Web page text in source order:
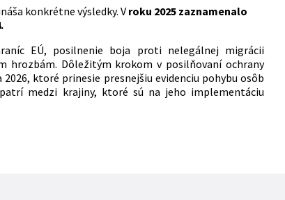
konkrétne výsledky. Vroku 2025 zaznamenalo
EÚ, posilnenie boja proti nelegálnej migrácii
hrozbám. Dôležitým krokom v posilňovaní ochrany
ktoré prinesie presnejšiu evidenciu pohybu osôb
medzi krajiny, ktoré sú na jeho implementáciu